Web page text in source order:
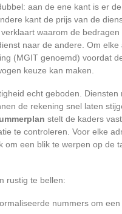
aan de ene kant is er
kant de prijs van de
waarom de
naar de andere. Om elke
(MGIT genoemd) voordat
keuze kan maken.
echt geboden.
de rekening snel laten
stelt de kaders
te controleren. Voor elke
om een blik te werpen op de
rustig te bellen:
nummers om